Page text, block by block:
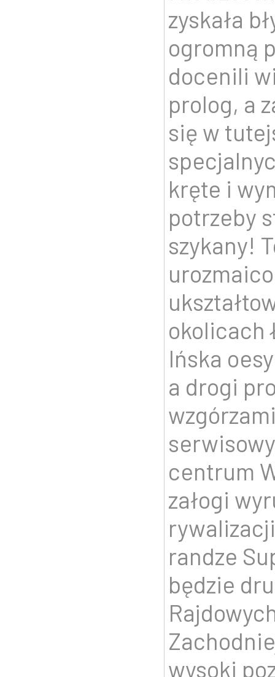
zyskała
ogromną
docenili
prolog, a
się w
kręte i
potrzeby
szykany!
okolicach
Ińska
a drogi
centrum
załogi
randze
będzie
wysoki